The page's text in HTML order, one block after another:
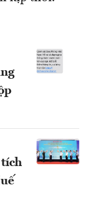
tích